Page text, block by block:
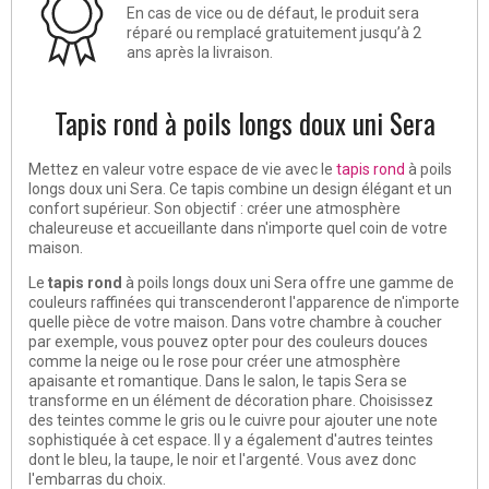
En cas de vice ou de défaut, le produit sera
réparé ou remplacé gratuitement jusqu’à 2
ans après la livraison.
Tapis rond à poils longs doux uni Sera
Mettez en valeur votre espace de vie avec le tapis rond à poils
longs doux uni Sera. Ce tapis combine un design élégant et un
confort supérieur. Son objectif : créer une atmosphère
chaleureuse et accueillante dans n'importe quel coin de votre
maison.
Le tapis rond à poils longs doux uni Sera offre une gamme de
couleurs raffinées qui transcenderont l'apparence de n'importe
quelle pièce de votre maison. Dans votre chambre à coucher
par exemple, vous pouvez opter pour des couleurs douces
comme la neige ou le rose pour créer une atmosphère
apaisante et romantique. Dans le salon, le tapis Sera se
transforme en un élément de décoration phare. Choisissez
des teintes comme le gris ou le cuivre pour ajouter une note
sophistiquée à cet espace. Il y a également d'autres teintes
dont le bleu, la taupe, le noir et l'argenté. Vous avez donc
l'embarras du choix.